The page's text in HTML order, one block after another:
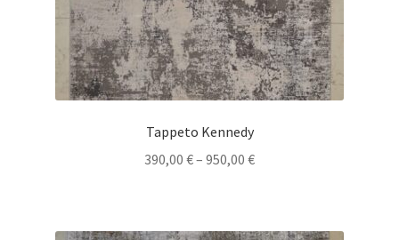
Tappeto Kennedy
390,00 €– 950,00 €